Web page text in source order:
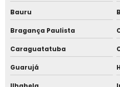
Sistema controle de acesso
Sistema de cancela para
Sistema de catraca eletrônica
Sistema de catraca
Bauru
Bragança Paulista
Caraguatatuba
Guarujá